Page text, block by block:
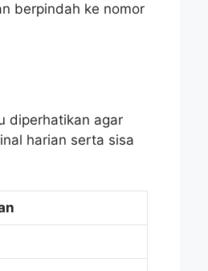
berpindah ke nomor
diperhatikan agar
harian serta sisa